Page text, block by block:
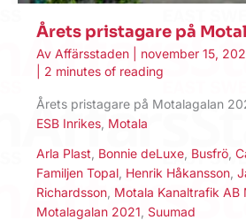
Årets pristagare på
Av Affärsstaden november 15,
2 minutes of reading
Årets pristagare på Motalagalan
ESB Inrikes Motala
Arla Plast Bonnie deLuxe Busfrö
Familjen Topal Henrik Håkansson
Richardsson Motala Kanaltrafik AB
Motalagalan 2021 Suumad